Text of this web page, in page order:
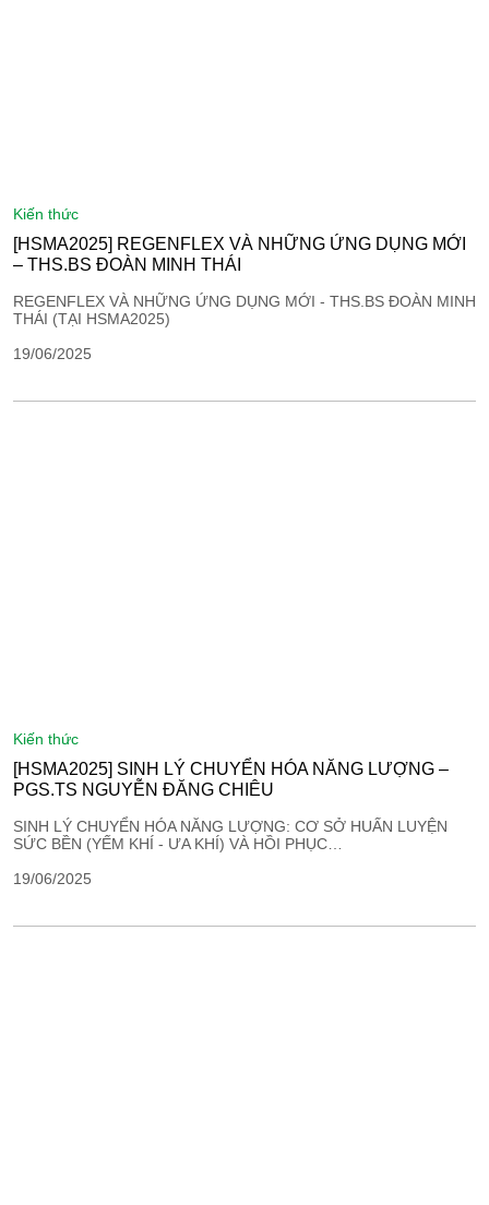
kiến thức
[HSMA2025] REGENFLEX VÀ NHỮNG ỨNG DỤNG MỚI
– THS.BS ĐOÀN MINH THÁI
REGENFLEX VÀ NHỮNG ỨNG DỤNG MỚI - THS.BS ĐOÀN MINH
THÁI (TẠI HSMA2025)
19/06/2025
kiến thức
[HSMA2025] SINH LÝ CHUYỂN HÓA NĂNG LƯỢNG –
PGS.TS NGUYỄN ĐĂNG CHIÊU
SINH LÝ CHUYỂN HÓA NĂNG LƯỢNG: CƠ SỞ HUẤN LUYỆN
SỨC BỀN (YẾM KHÍ - ƯA KHÍ) VÀ HỒI PHỤC…
19/06/2025